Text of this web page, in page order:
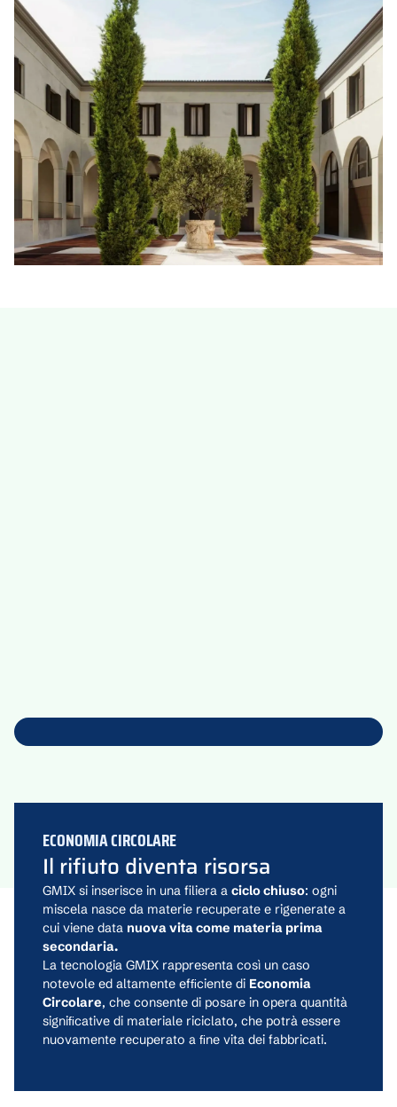
ECONOMIA CIRCOLARE
Il rifiuto diventa risorsa
GMIX si inserisce in una filiera a ciclo chiuso: ogni
miscela nasce da materie recuperate e rigenerate a
cui viene data nuova vita come materia prima
secondaria.
La tecnologia GMIX rappresenta così un caso
notevole ed altamente efﬁciente di Economia
Circolare, che consente di posare in opera quantità
signiﬁcative di materiale riciclato, che potrà essere
nuovamente recuperato a ﬁne vita dei fabbricati.